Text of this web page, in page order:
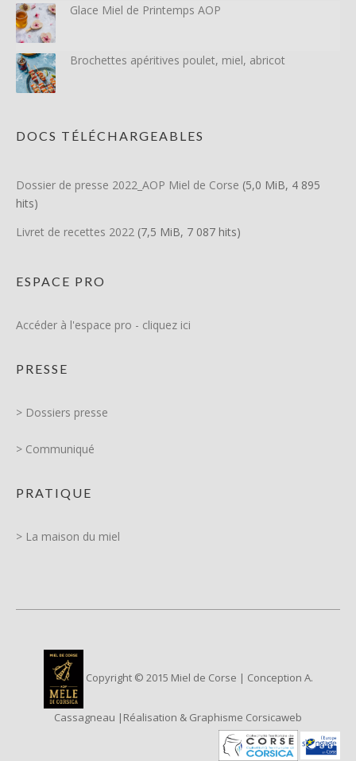
Glace Miel de Printemps AOP
Brochettes apéritives poulet, miel, abricot
DOCS TÉLÉCHARGEABLES
Dossier de presse 2022_AOP Miel de Corse (5,0 MiB, 4 895
hits)
Livret de recettes 2022 (7,5 MiB, 7 087 hits)
ESPACE PRO
Accéder à l'espace pro - cliquez ici
PRESSE
> Dossiers presse
> Communiqué
PRATIQUE
> La maison du miel
Copyright © 2015 Miel de Corse | Conception A.
Cassagneau |Réalisation & Graphisme Corsicaweb